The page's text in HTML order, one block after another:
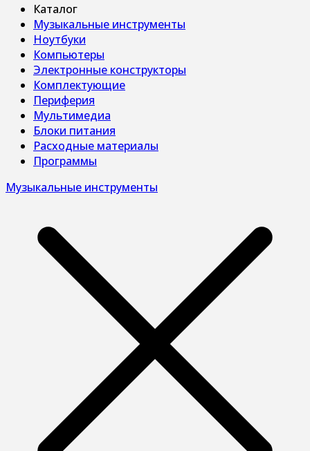
Каталог
Музыкальные инструменты
Ноутбуки
Компьютеры
Электронные конструкторы
Комплектующие
Периферия
Мультимедиа
Блоки питания
Расходные материалы
Программы
Музыкальные инструменты